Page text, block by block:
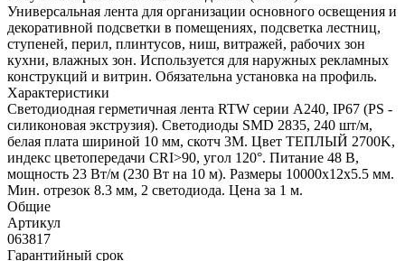
Универсальная лента для организации основного освещения и
декоративной подсветки в помещениях, подсветка лестниц,
ступеней, перил, плинтусов, ниш, витражей, рабочих зон
кухни, влажных зон. Используется для наружных рекламных
конструкций и витрин. Обязательна установка на профиль.
Характеристики
Светодиодная герметичная лента RTW серии A240, IP67 (PS -
силиконовая экструзия). Светодиоды SMD 2835, 240 шт/м,
белая плата шириной 10 мм, скотч 3M. Цвет ТЕПЛЫЙ 2700K,
индекс цветопередачи CRI>90, угол 120°. Питание 48 В,
мощность 23 Вт/м (230 Вт на 10 м). Размеры 10000x12x5.5 мм.
Мин. отрезок 8.3 мм, 2 светодиода. Цена за 1 м.
Общие
Артикул
063817
Гарантийный срок